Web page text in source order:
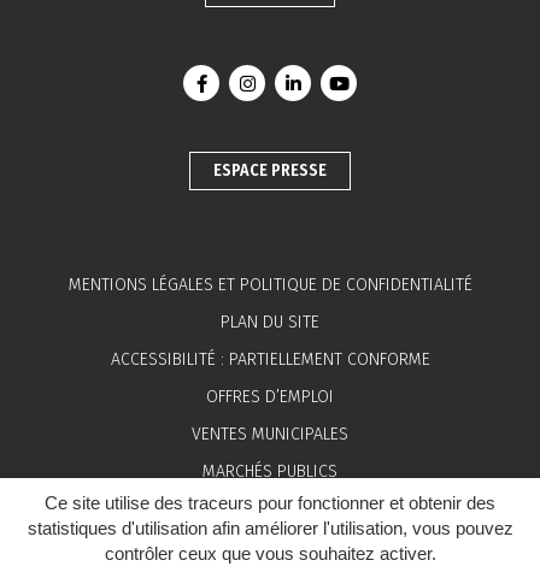
Ce site utilise des traceurs pour fonctionner et obtenir des
statistiques d'utilisation afin améliorer l'utilisation, vous pouvez
contrôler ceux que vous souhaitez activer.
Lien vers le compte Facebook
Lien vers le compte Instagram
Lien vers le compte Linkedin
Lien vers la chaîne
ESPACE PRESSE
MENTIONS LÉGALES ET POLITIQUE DE CONFIDENTIALITÉ
PLAN DU SITE
ACCESSIBILITÉ : PARTIELLEMENT CONFORME
OFFRES D’EMPLOI
VENTES MUNICIPALES
MARCHÉS PUBLICS
ESPACE PRESSE